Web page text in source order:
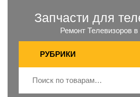
Запчасти для
Ремонт Телевизоров
РУБРИКИ